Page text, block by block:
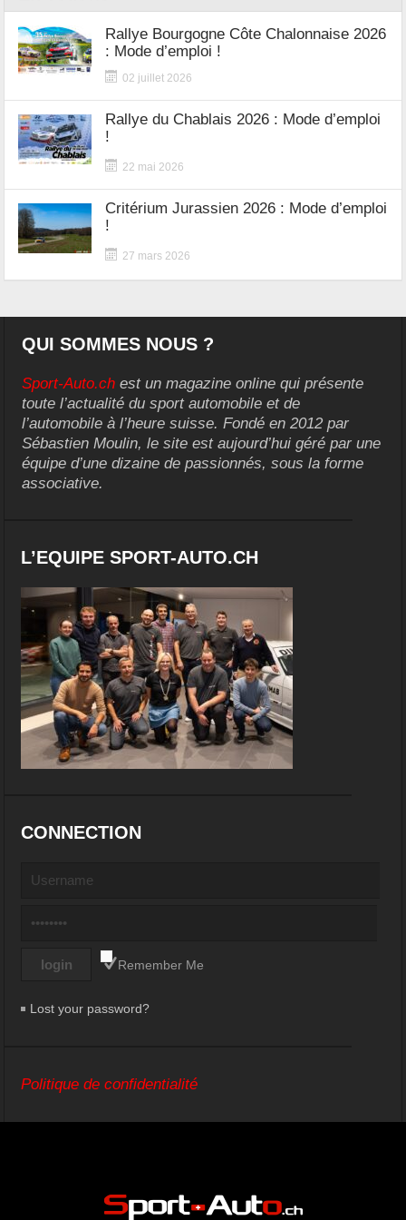
Rallye Bourgogne Côte Chalonnaise 2026
: Mode d’emploi !
02 juillet 2026
Rallye du Chablais 2026 : Mode d’emploi
!
22 mai 2026
Critérium Jurassien 2026 : Mode d’emploi
!
27 mars 2026
QUI SOMMES NOUS ?
Sport-Auto.ch est un magazine online qui présente
toute l’actualité du sport automobile et de
l’automobile à l’heure suisse. Fondé en 2012 par
Sébastien Moulin, le site est aujourd’hui géré par une
équipe d’une dizaine de passionnés, sous la forme
associative.
L’EQUIPE SPORT-AUTO.CH
CONNECTION
Remember Me
Lost your password?
Politique de confidentialité